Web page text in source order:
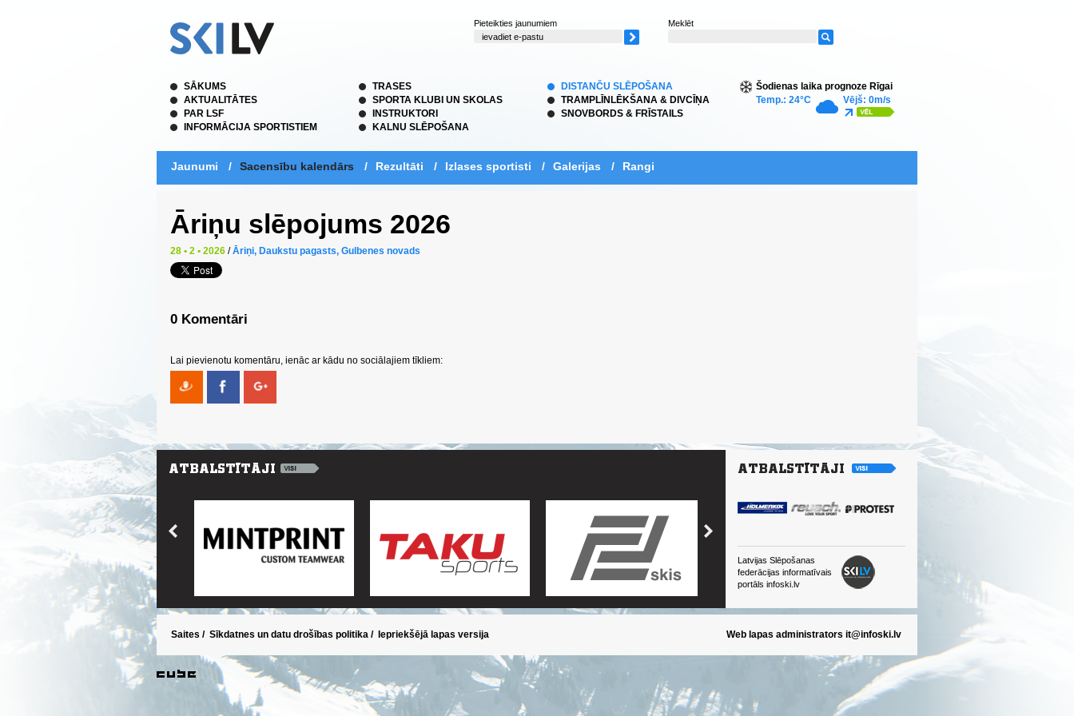
Pieteikties jaunumiem Meklēt
SĀKUMS
AKTUALITĀTES
PAR LSF
INFORMĀCIJA SPORTISTIEM
TRASES
SPORTA KLUBI UN SKOLAS
INSTRUKTORI
KALNU SLĒPOŠANA
DISTANČU SLĒPOŠANA
TRAMPLĪNLĒKŠANA & DIVCĪŅA
SNOVBORDS & FRĪSTAILS
Šodienas laika prognoze Rīgai
Temp.: 24°C
Vējš: 0m/s
Jaunumi / Sacensību kalendārs / Rezultāti / Izlases sportisti / Galerijas / Rangi
Āriņu slēpojums 2026
28 • 2 • 2026 /Āriņi, Daukstu pagasts, Gulbenes novads
0 Komentāri
Lai pievienotu komentāru, ienāc ar kādu no sociālajiem tīkliem:
Latvijas Slēpošanas
federācijas informatīvais
portāls infoski.lv
Saites / Sīkdatnes un datu drošības politika / Iepriekšējā lapas versija Web lapas administrators it@infoski.lv